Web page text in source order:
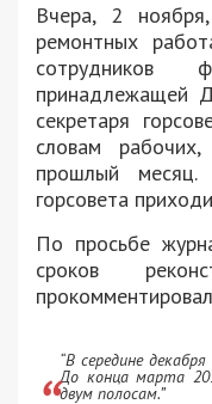
Вчера, 2
ремонтных
сотрудников
принадлежащей
секретаря
словам
прошлый
горсовета
По просьбе
сроков
“В середине
До конца марта
двум полосам.”